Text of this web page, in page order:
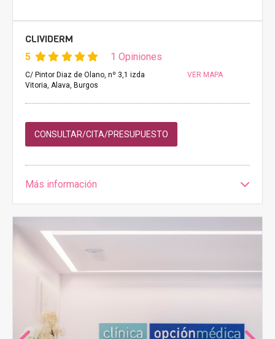
CLIVIDERM
5 1 Opiniones
C/ Pintor Diaz de Olano, nº 3,1 izda
Vitoria, Alava, Burgos
VER MAPA
CONSULTAR/CITA/PRESUPUESTO
Más información